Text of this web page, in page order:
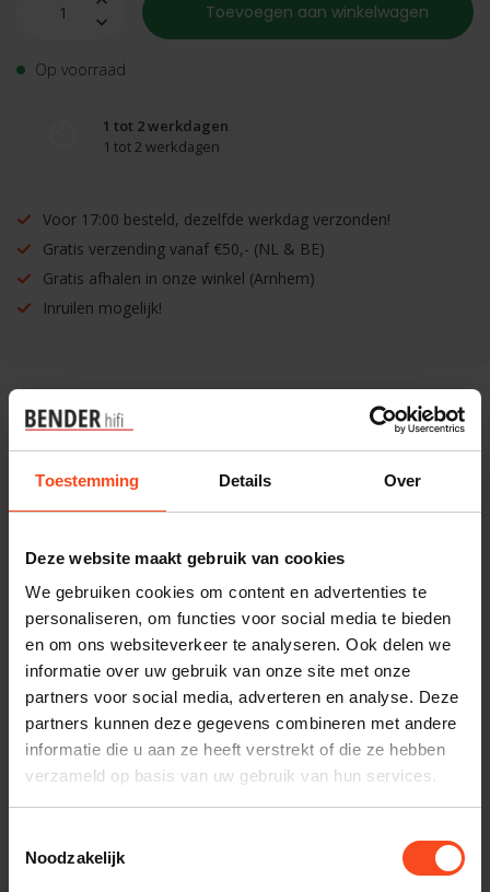
Toestemming Details Over
Deze website maakt gebruik van cookies
We gebruiken cookies om content en advertenties te
personaliseren, om functies voor social media te bieden
en om ons websiteverkeer te analyseren. Ook delen we
informatie over uw gebruik van onze site met onze
partners voor social media, adverteren en analyse. Deze
partners kunnen deze gegevens combineren met andere
informatie die u aan ze heeft verstrekt of die ze hebben
verzameld op basis van uw gebruik van hun services.
Noodzakelijk
Toevoegen aan winkelwagen
Op voorraad
1 tot 2 werkdagen
1 tot 2 werkdagen
Voor 17:00 besteld, dezelfde werkdag verzonden!
Gratis verzending vanaf €50,- (NL & BE)
Gratis afhalen in onze winkel (Arnhem)
Inruilen mogelijk!
Benieuwd naar dit product?
Plan kosteloos een luisterafspraak. Of heb je hulp
klantenservice.
Interesse in product
Maak een luisterafspraak
Productomschrijving